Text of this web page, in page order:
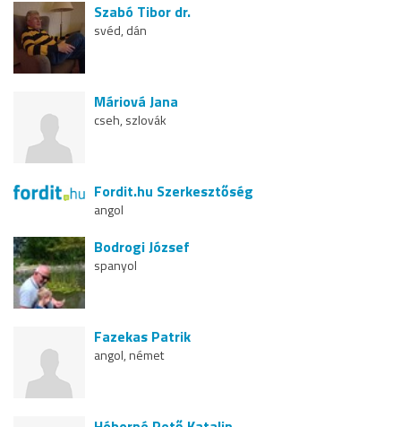
Szabó Tibor dr.
svéd, dán
Máriová Jana
cseh, szlovák
Fordit.hu Szerkesztőség
angol
Bodrogi József
spanyol
Fazekas Patrik
angol, német